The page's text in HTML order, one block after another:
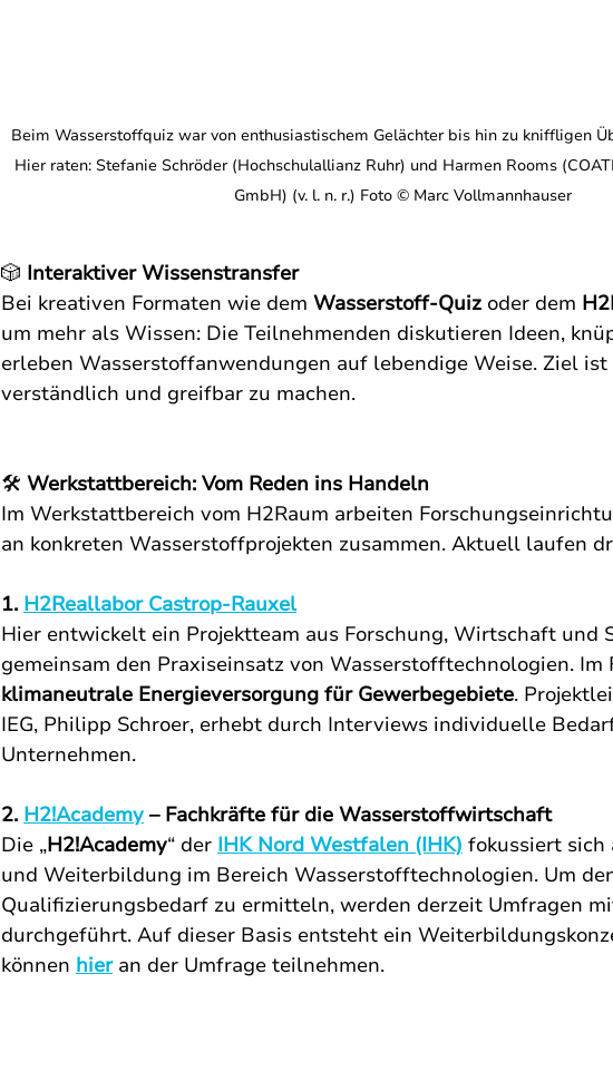
Beim Wasserstoffquiz war von enthusiastischem Gelächter bis hin zu kniffligen
Hier raten: Stefanie Schröder (Hochschulallianz Ruhr) und Harmen Rooms
GmbH) (v. l. n. r.) Foto © Marc Vollmannhauser
🎲 Interaktiver Wissenstransfer
Bei kreativen Formaten wie dem Wasserstoff-Quiz oder dem
um mehr als Wissen: Die Teilnehmenden diskutieren Ideen,
erleben Wasserstoffanwendungen auf lebendige Weise. Ziel ist
verständlich und greifbar zu machen.
🛠 Werkstattbereich: Vom Reden ins Handeln
Im Werkstattbereich vom H2Raum arbeiten
an konkreten Wasserstoffprojekten zusammen. Aktuell laufen
1. H2Reallabor Castrop-Rauxel
Hier entwickelt ein Projektteam aus Forschung, Wirtschaft und
gemeinsam den Praxiseinsatz von Wasserstofftechnologien. Im
klimaneutrale Energieversorgung für Gewerbegebiete.
IEG, Philipp Schroer, erhebt durch Interviews individuelle
Unternehmen.
2. H2!Academy – Fachkräfte für die Wasserstoffwirtschaft
Die „H2!Academy“ der IHK Nord Westfalen (IHK) fokussiert sich
und Weiterbildung im Bereich Wasserstofftechnologien. Um
Qualifizierungsbedarf zu ermitteln, werden derzeit Umfragen
durchgeführt. Auf dieser Basis entsteht ein
können hier an der Umfrage teilnehmen.